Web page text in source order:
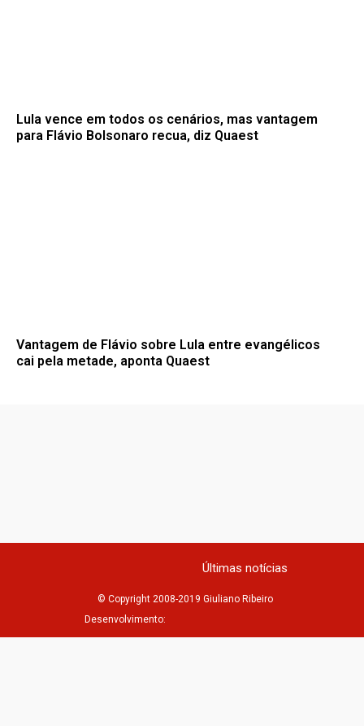
Lula vence em todos os cenários, mas vantagem
para Flávio Bolsonaro recua, diz Quaest
Vantagem de Flávio sobre Lula entre evangélicos
cai pela metade, aponta Quaest
Últimas notícias
© Copyright 2008-2019 Giuliano Ribeiro
Desenvolvimento: